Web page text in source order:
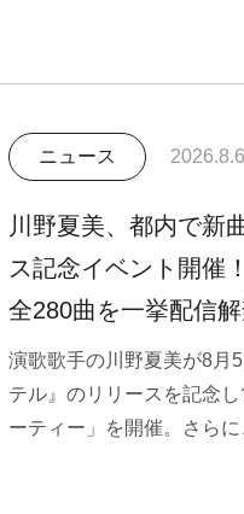
ニュース 2026.8.6
川野夏美、都内で新
ス記念イベント開
全280曲を一挙配信
演歌歌手の川野夏美が8月
テル』のリリースを記念
ーティー」を開催。さら